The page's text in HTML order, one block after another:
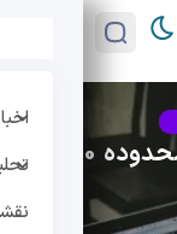
بیت کوین آرام قبل از طوفان فدرال: محدوده 90–95